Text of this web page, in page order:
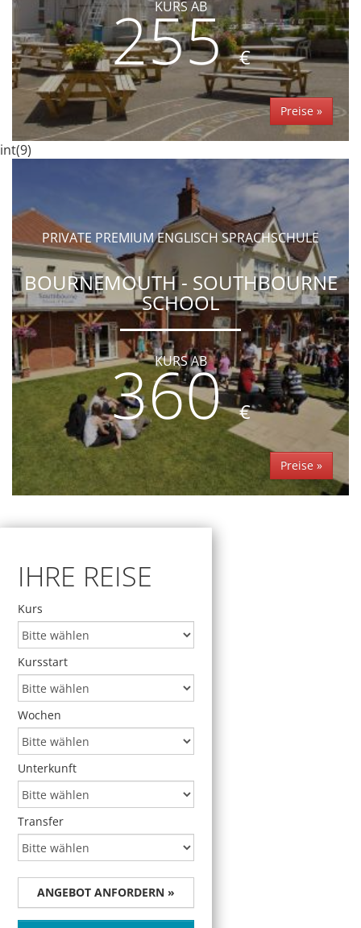
KURS AB
255€
Preise »
int(9)
PRIVATE PREMIUM ENGLISCH SPRACHSCHULE
BOURNEMOUTH - SOUTHBOURNE
SCHOOL
KURS AB
360€
Preise »
IHRE REISE
Kurs
Kursstart
Wochen
Unterkunft
Transfer
ANGEBOT ANFORDERN »